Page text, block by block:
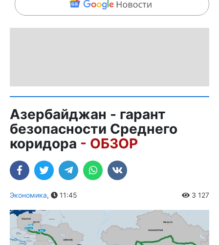
Азербайджан - гарант
безопасности Среднего
коридора - ОБЗОР
Экономика, 11:45 3 127